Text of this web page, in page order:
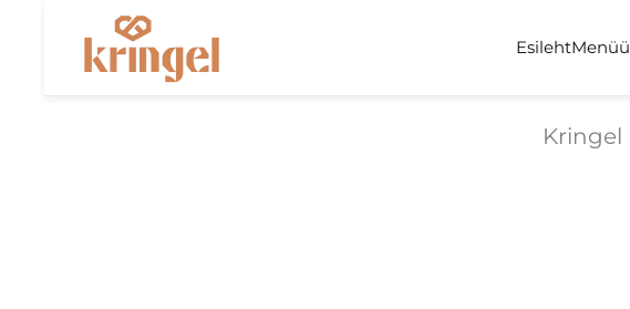
EsilehtMenüü
Kringel